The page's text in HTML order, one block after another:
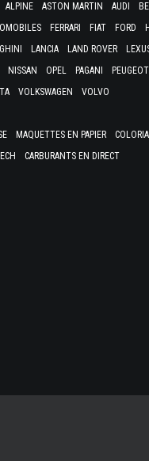
ALPINE ASTON MARTIN AUDI
FERRARI FIAT FORD
LANCIA LAND ROVER
NISSAN OPEL PAGANI PEUGEOT
VOLKSWAGEN VOLVO
MAQUETTES EN PAPIER
CARBURANTS EN DIRECT